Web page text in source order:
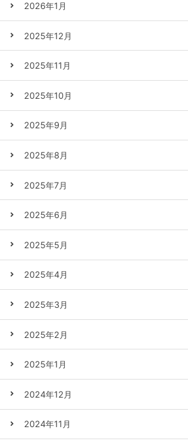
2026年1月
2025年12月
2025年11月
2025年10月
2025年9月
2025年8月
2025年7月
2025年6月
2025年5月
2025年4月
2025年3月
2025年2月
2025年1月
2024年12月
2024年11月